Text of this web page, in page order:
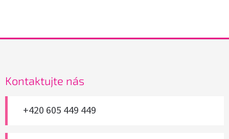
Kontaktujte nás
+420 605 449 449